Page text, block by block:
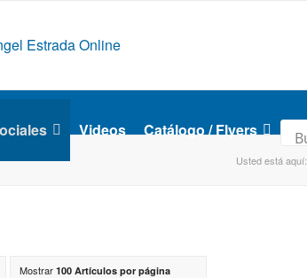
Videos
Catálogo / Flyers
Usted está aquí:
Mostrar100 Artículos por página